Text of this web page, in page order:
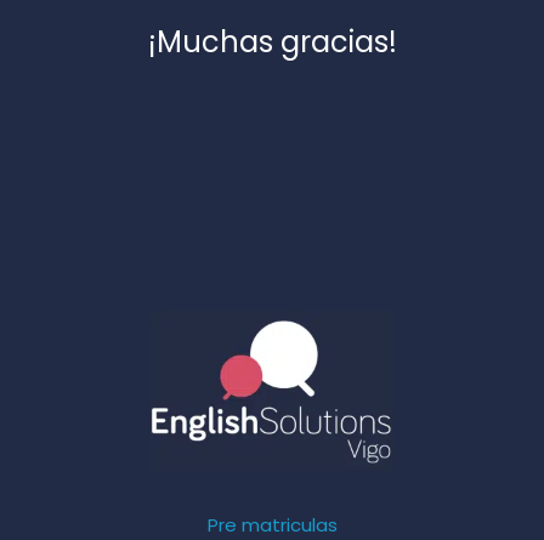
¡Muchas gracias!
Pre matriculas